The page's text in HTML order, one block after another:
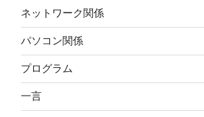
ネットワーク関係
パソコン関係
プログラム
一言